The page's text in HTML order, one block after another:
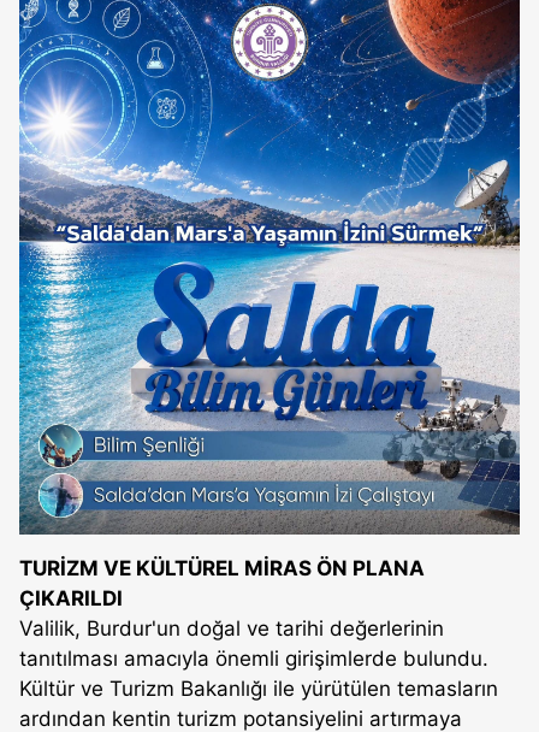
TURİZM VE KÜLTÜREL MİRAS ÖN PLANA
ÇIKARILDI
Valilik, Burdur'un doğal ve tarihi değerlerinin
tanıtılması amacıyla önemli girişimlerde bulundu.
Kültür ve Turizm Bakanlığı ile yürütülen temasların
ardından kentin turizm potansiyelini artırmaya